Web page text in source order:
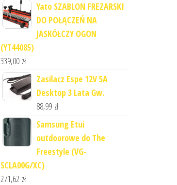
Yato SZABLON FREZARSKI
DO POŁĄCZEŃ NA
JASKÓŁCZY OGON
(YT44085)
339,00 zł
Zasilacz Espe 12V 5A
Desktop 3 Lata Gw.
88,99 zł
Samsung Etui
outdoorowe do The
Freestyle (VG-
SCLA00G/XC)
271,62 zł